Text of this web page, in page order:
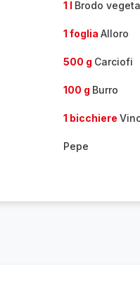
1 l Brodo
1 foglia Alloro
500 g Carciofi
100 g Burro
1 bicchiere
Pepe